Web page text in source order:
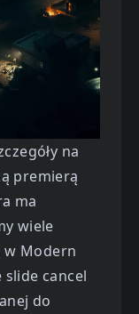
na
premierą
ma
wiele
w Modern
cancel
do